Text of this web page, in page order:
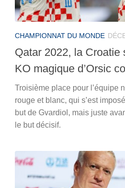
CHAMPIONNAT DU MONDE
Qatar 2022, la Croatie
KO magique d’Orsic
Troisième place pour l’équipe
rouge et blanc, qui s’est
but de Gvardiol, mais juste
le but décisif.